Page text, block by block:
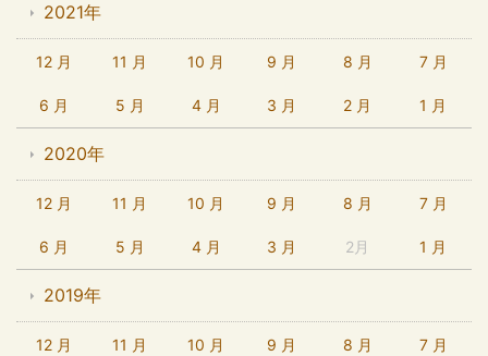
2021年
12 月 11 月 10 月 9 月 8 月 7 月
6 月 5 月 4 月 3 月 2 月 1 月
2020年
12 月 11 月 10 月 9 月 8 月 7 月
6 月 5 月 4 月 3 月 2月 1 月
2019年
12 月 11 月 10 月 9 月 8 月 7 月